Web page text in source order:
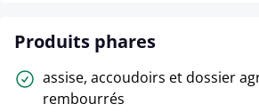
Produits phares
assise, accoudoirs et dossier
rembourrés